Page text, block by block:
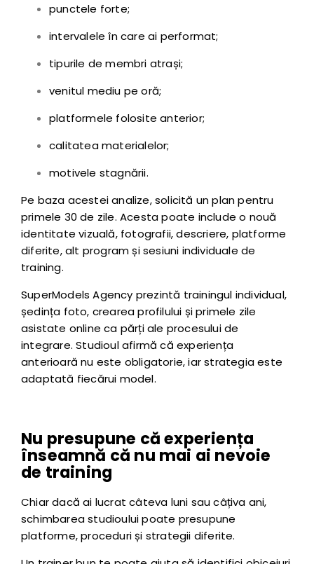
punctele forte;
intervalele în care ai performat;
tipurile de membri atrași;
venitul mediu pe oră;
platformele folosite anterior;
calitatea materialelor;
motivele stagnării.
Pe baza acestei analize, solicită un plan pentru
primele 30 de zile. Acesta poate include o nouă
identitate vizuală, fotografii, descriere, platforme
diferite, alt program și sesiuni individuale de
training.
SuperModels Agency prezintă trainingul individual,
ședința foto, crearea profilului și primele zile
asistate online ca părți ale procesului de
integrare. Studioul afirmă că experiența
anterioară nu este obligatorie, iar strategia este
adaptată fiecărui model.
Nu presupune că experiența
înseamnă că nu mai ai nevoie
de training
Chiar dacă ai lucrat câteva luni sau câțiva ani,
schimbarea studioului poate presupune
platforme, proceduri și strategii diferite.